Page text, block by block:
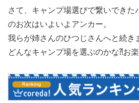
さて、キャンプ場選びで繋いできた
のお次はいよいよアンカー。
我らが姉さんのひつじさんへと続き
どんなキャンプ場を選ぶのかな⁈お